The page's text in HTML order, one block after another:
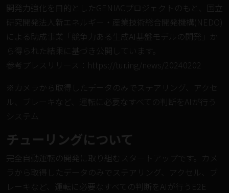
開発力強化を目的としたGENIACプロジェクトのもと、国立
研究開発法人新エネルギー・産業技術総合開発機構(NEDO)
による助成事業「競争力ある生成AI基盤モデルの開発」か
ら得られた結果に基づき公開しています。
参考プレスリリース： https://tur.ing/news/20240202
※カメラから取得したデータのみでステアリング、アクセ
ル、ブレーキなど、運転に必要なすべての判断をAIが行う
システム
チューリングについて
完全自動運転の開発に取り組むスタートアップです。カメ
ラから取得したデータのみでステアリング、アクセル、ブ
レーキなど、運転に必要なすべての判断をAIが行うE2E